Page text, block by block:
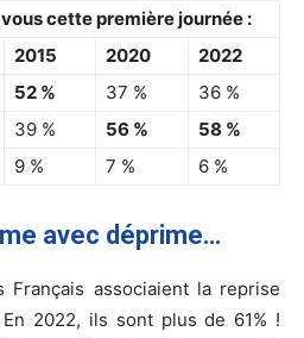
cette première journée :
2015 2020
2022
52 % 37 %
36 %
39 % 56 %
58 %
9 % 7 % 6 %
avec déprime…
Français associaient la reprise
2022, ils sont plus de 61% !